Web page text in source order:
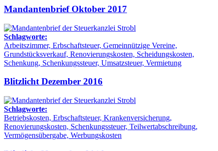
Mandantenbrief Oktober 2017
Schlagworte:
Arbeitszimmer, Erbschaftsteuer, Gemeinnützige Vereine,
Grundstücksverkauf, Renovierungskosten, Scheidungskosten,
Schenkung, Schenkungssteuer, Umsatzsteuer, Vermietung
Blitzlicht Dezember 2016
Schlagworte:
Betriebskosten, Erbschaftsteuer, Krankenversicherung,
Renovierungskosten, Schenkungssteuer, Teilwertabschreibung,
Vermögensübergabe, Werbungskosten